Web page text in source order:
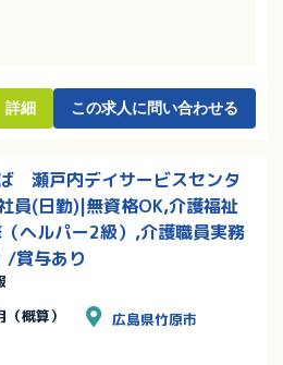
がおすすめです！無料駐車場もご
詳細 この求人に問い合わせる
瀬戸内デイサービスセンタ
員(日勤)|無資格OK,介護福祉
ヘルパー2級）,介護職員実務
/賞与あり
（概算） 広島県竹原市